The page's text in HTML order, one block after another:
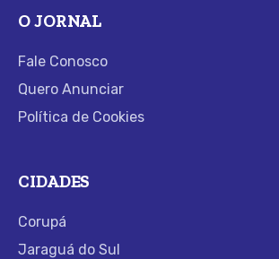
O JORNAL
Fale Conosco
Quero Anunciar
Política de Cookies
CIDADES
Corupá
Jaraguá do Sul